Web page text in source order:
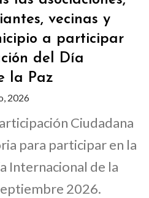
vecinas y
a participar
del Día
la Paz
2026
Ciudadana
para participar en la
Internacional de la
2026.